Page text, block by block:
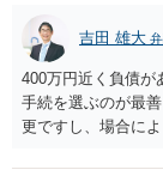
吉田 雄大
400万円近く負債が
手続を選ぶのが最
更ですし、場合に